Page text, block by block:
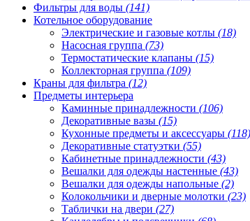
Фильтры для воды (141)
Котельное оборудование
Электрические и газовые котлы (18)
Насосная группа (73)
Термостатические клапаны (15)
Коллекторная группа (109)
Краны для фильтра (12)
Предметы интерьера
Каминные принадлежности (106)
Декоративные вазы (15)
Кухонные предметы и аксессуары (118)
Декоративные статуэтки (55)
Кабинетные принадлежности (43)
Вешалки для одежды настенные (43)
Вешалки для одежды напольные (2)
Колокольчики и дверные молотки (23)
Таблички на двери (27)